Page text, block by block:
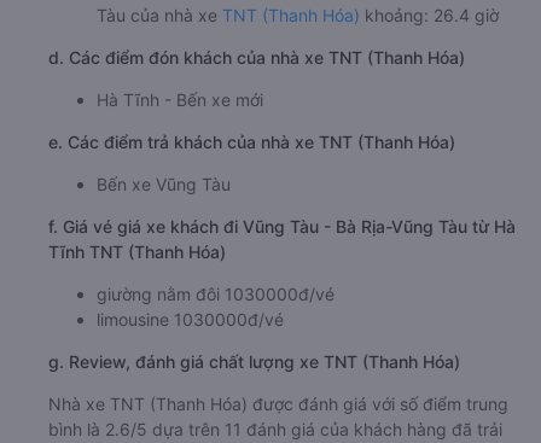
Tàu của nhà xe TNT (Thanh Hóa) khoảng: 26.4 giờ
d. Các điểm đón khách của nhà xe TNT (Thanh Hóa)
Hà Tĩnh - Bến xe mới
e. Các điểm trả khách của nhà xe TNT (Thanh Hóa)
Bến xe Vũng Tàu
f. Giá vé giá xe khách đi Vũng Tàu - Bà Rịa-Vũng Tàu từ Hà
Tĩnh TNT (Thanh Hóa)
giường nằm đôi 1030000đ/vé
limousine 1030000đ/vé
g. Review, đánh giá chất lượng xe TNT (Thanh Hóa)
Nhà xe TNT (Thanh Hóa) được đánh giá với số điểm trung
bình là 2.6/5 dựa trên 11 đánh giá của khách hàng đã trải